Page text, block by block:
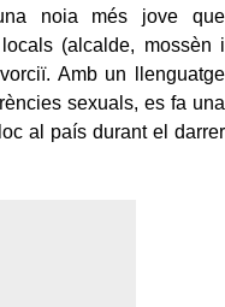
noia més jove que
(alcalde, mossèn i
Amb un llenguatge
sexuals, es fa una
al país durant el darrer